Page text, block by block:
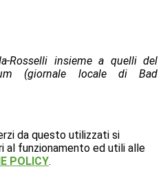
Rosselli insieme a quelli del
(giornale locale di Bad
da questo utilizzati si
al funzionamento ed utili alle
POLICY.